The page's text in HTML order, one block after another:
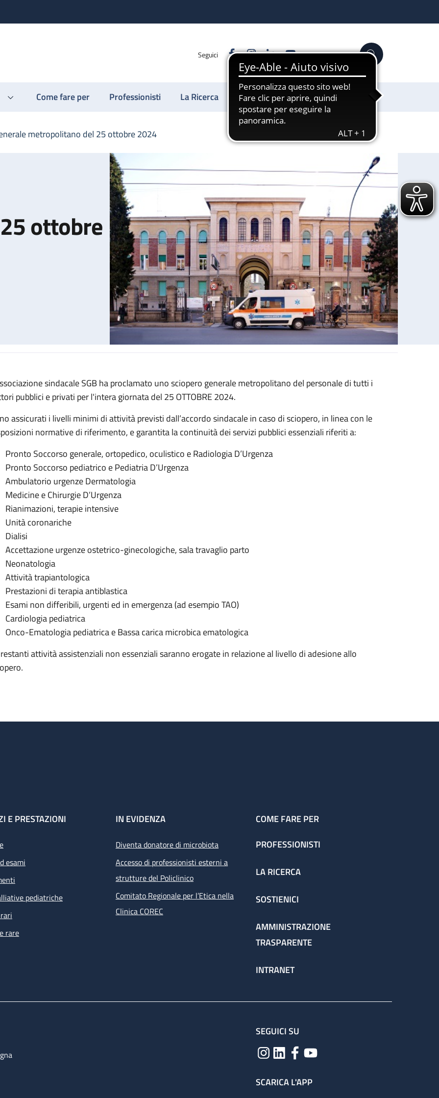
Seguici FacebookInstagram
LinkedinYouTube Cerca
Come fare per Professionisti La Ricerca Sostienici
metropolitano del 25 ottobre 2024
ottobre
del 25 ottobre 2024
sindacale SGB ha proclamato uno sciopero generale metropolitano del personale di tutti i
pubblici e privati per l'intera giornata del 25 OTTOBRE 2024.
assicurati i livelli minimi di attività previsti dall’accordo sindacale in caso di sciopero, in linea con le
normative di riferimento, e garantita la continuità dei servizi pubblici essenziali riferiti a:
Pronto Soccorso generale, ortopedico, oculistico e Radiologia D’Urgenza
Pronto Soccorso pediatrico e Pediatria D’Urgenza
Ambulatorio urgenze Dermatologia
Medicine e Chirurgie D’Urgenza
Rianimazioni, terapie intensive
Unità coronariche
Dialisi
Accettazione urgenze ostetrico-ginecologiche, sala travaglio parto
Neonatologia
Attività trapiantologica
Prestazioni di terapia antiblastica
Esami non differibili, urgenti ed in emergenza (ad esempio TAO)
Cardiologia pediatrica
Onco-Ematologia pediatrica e Bassa carica microbica ematologica
attività assistenziali non essenziali saranno erogate in relazione al livello di adesione allo
E PRESTAZIONI
esami
pediatriche
rare
IN EVIDENZA
Diventa donatore di microbiota
Accesso di professionisti esterni a
strutture del Policlinico
Comitato Regionale per l’Etica nella
Clinica COREC
COME FARE PER
PROFESSIONISTI
LA RICERCA
SOSTIENICI
AMMINISTRAZIONE
TRASPARENTE
INTRANET
SEGUICI SU
SCARICA L'APP